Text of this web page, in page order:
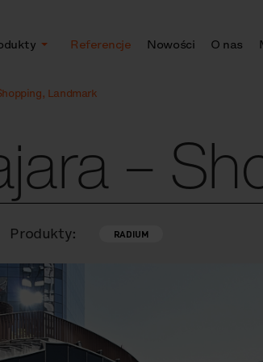
Referencje Nowości O nas
Landmark
–
Produkty: RADIUM